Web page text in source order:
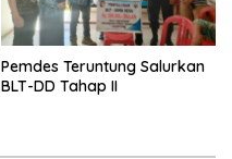
Pemdes Teruntung Salurkan
BLT-DD Tahap II